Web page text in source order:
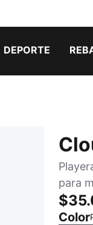
DEPORTE
para
Color